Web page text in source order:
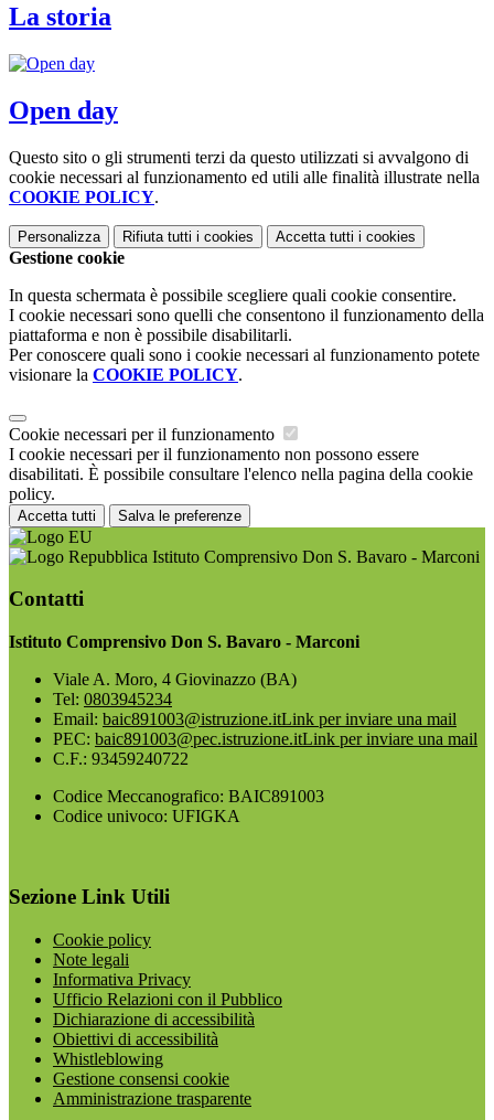
La storia
Open day
Questo sito o gli strumenti terzi da questo utilizzati si avvalgono di
cookie necessari al funzionamento ed utili alle finalità illustrate nella
COOKIE POLICY.
Personalizza Rifiuta tutti i cookies Accetta tutti i cookies
Gestione cookie
In questa schermata è possibile scegliere quali cookie consentire.
I cookie necessari sono quelli che consentono il funzionamento della
piattaforma e non è possibile disabilitarli.
Per conoscere quali sono i cookie necessari al funzionamento potete
visionare la COOKIE POLICY.
Cookie necessari per il funzionamento
I cookie necessari per il funzionamento non possono essere
disabilitati. È possibile consultare l'elenco nella pagina della cookie
policy.
Accetta tutti Salva le preferenze
Istituto Comprensivo Don S. Bavaro - Marconi
Contatti
Istituto Comprensivo Don S. Bavaro - Marconi
Viale A. Moro, 4 Giovinazzo (BA)
Tel: 0803945234
Email: baic891003@istruzione.itLink per inviare una mail
PEC: baic891003@pec.istruzione.itLink per inviare una mail
C.F.: 93459240722
Codice Meccanografico: BAIC891003
Codice univoco: UFIGKA
Sezione Link Utili
Cookie policy
Note legali
Informativa Privacy
Ufficio Relazioni con il Pubblico
Dichiarazione di accessibilità
Obiettivi di accessibilità
Whistleblowing
Gestione consensi cookie
Amministrazione trasparente